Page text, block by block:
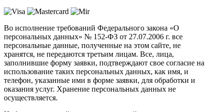
Во исполнение требований Федерального закона «О
персональных данных» № 152-ФЗ от 27.07.2006 г. все
персональные данные, полученные на этом сайте, не
хранятся, не передаются третьим лицам. Все, лица,
заполнившие форму заявки, подтверждают свое согласие на
использование таких персональных данных, как имя, и
телефон, указанные ими в форме заявки, для обработки и
оказания услуг. Хранение персональных данных не
осуществляется.